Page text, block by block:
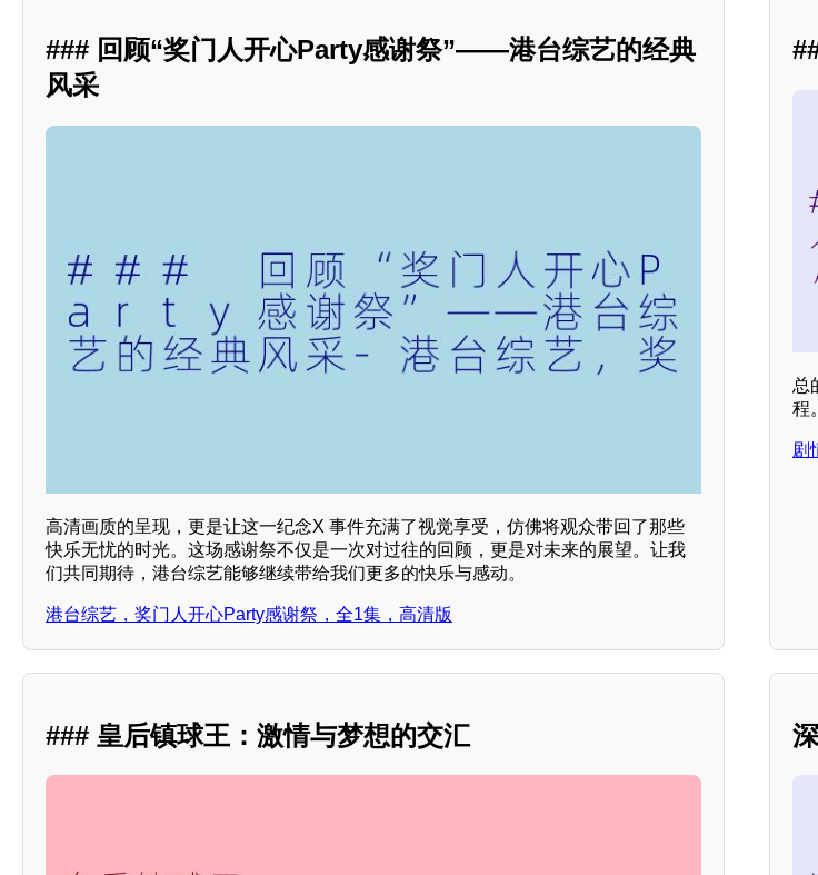
### 回顾“奖门人开心Party感谢祭”——港台综艺的经典
风采
高清画质的呈现，更是让这一纪念X 事件充满了视觉享受，仿佛将观众带回了那些
快乐无忧的时光。这场感谢祭不仅是一次对过往的回顾，更是对未来的展望。让我
们共同期待，港台综艺能够继续带给我们更多的快乐与感动。
港台综艺，奖门人开心Party感谢祭，全1集，高清版
总
程
剧
### 皇后镇球王：激情与梦想的交汇